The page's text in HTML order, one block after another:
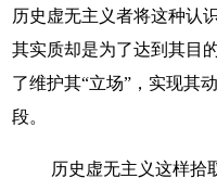
历史虚无主义者将这种认
其实质却是为了达到其目
了维护其“立场”，实现其
段。
历史虚无主义这样拾